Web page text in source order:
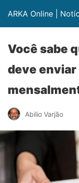
ARKA Online |
Você sabe
deve enviar
Abilio Varjão